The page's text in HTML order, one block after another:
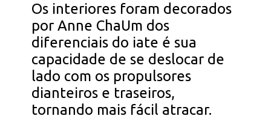
Os interiores foram decorados
por Anne ChaUm dos
diferenciais do iate é sua
capacidade de se deslocar de
lado com os propulsores
dianteiros e traseiros,
tornando mais fácil atracar.